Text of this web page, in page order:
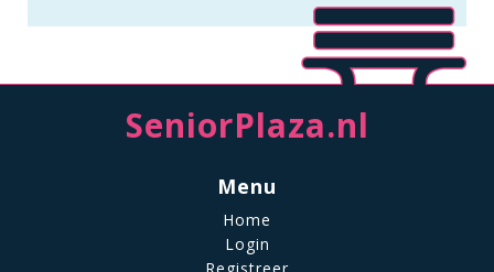
SeniorPlaza.nl
Menu
Home
Login